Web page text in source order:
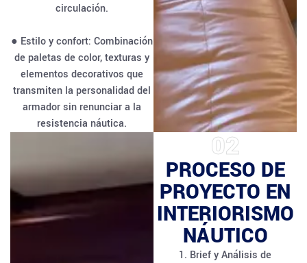
circulación.
● Estilo y confort: Combinación
de paletas de color, texturas y
elementos decorativos que
transmiten la personalidad del
armador sin renunciar a la
resistencia náutica.
02
PROCESO DE
PROYECTO EN
INTERIORISMO
NÁUTICO
1. Brief y Análisis de